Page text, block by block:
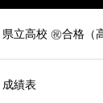
県立高校 ㊗合格（
成績表